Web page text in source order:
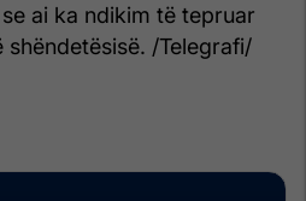
ai ka ndikim të tepruar
/Telegrafi/